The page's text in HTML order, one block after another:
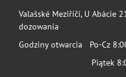
Valašské Meziříčí, U Abácie
dozowania
Godziny otwarcia Po-Cz
Piątek 8:00-